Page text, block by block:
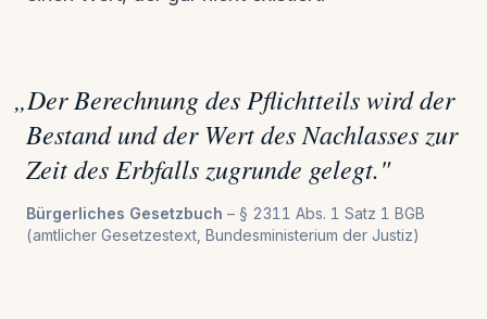
„Der Berechnung des Pflichtteils wird der
Bestand und der Wert des Nachlasses zur
Zeit des Erbfalls zugrunde gelegt."
Bürgerliches Gesetzbuch – § 2311 Abs. 1 Satz 1 BGB
(amtlicher Gesetzestext, Bundesministerium der Justiz)